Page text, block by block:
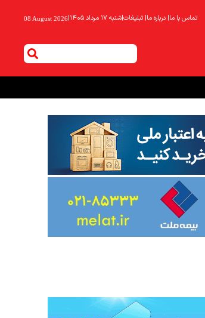
تماس با ما| درباره ما| تبلیغات|شنبه ۱۷ مرداد ۱۴۰۵ |
08 August 2026